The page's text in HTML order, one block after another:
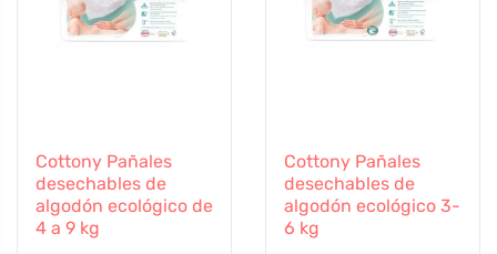
Cottony Pañales
desechables de
algodón ecológico de
4 a 9 kg
Cottony Pañales
desechables de
algodón ecológico 3-
6 kg